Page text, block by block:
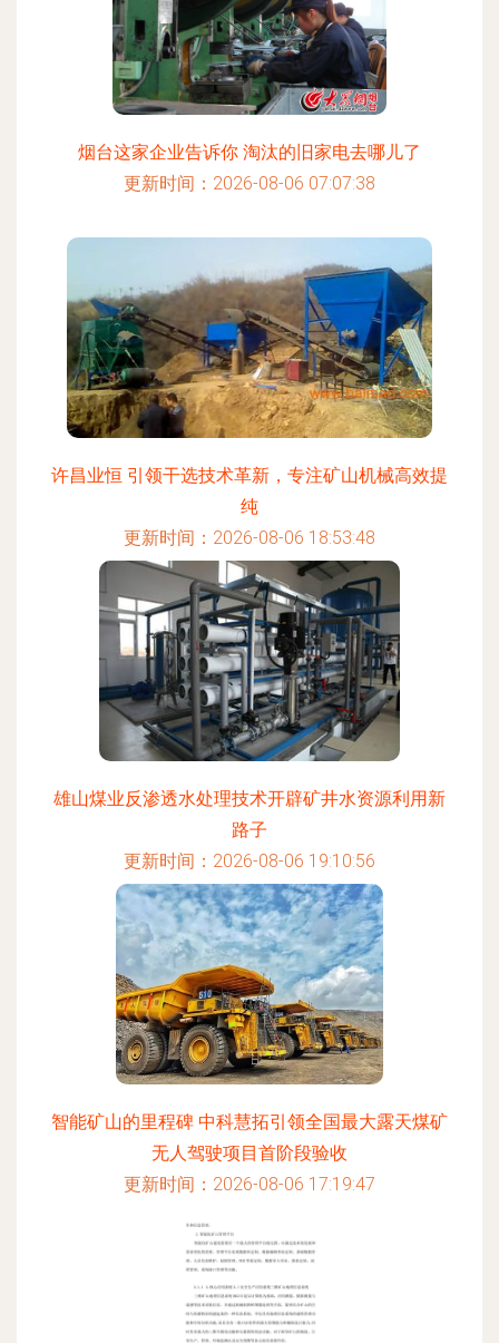
烟台这家企业告诉你 淘汰的旧家电去哪儿了
更新时间：2026-08-06 07:07:38
许昌业恒 引领干选技术革新，专注矿山机械高效提
纯
更新时间：2026-08-06 18:53:48
雄山煤业反渗透水处理技术开辟矿井水资源利用新
路子
更新时间：2026-08-06 19:10:56
智能矿山的里程碑 中科慧拓引领全国最大露天煤矿
无人驾驶项目首阶段验收
更新时间：2026-08-06 17:19:47